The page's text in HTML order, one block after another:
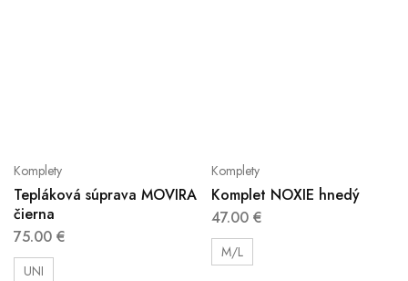
Komplety
Tepláková súprava MOVIRA
čierna
75.00 €
UNI
Komplety
Komplet NOXIE hnedý
47.00 €
M/L